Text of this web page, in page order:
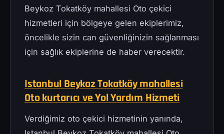
Beykoz Tokatköy mahallesi Oto çekici
hizmetleri için bölgeye gelen ekiplerimiz,
öncelikle sizin can güvenliğinizin sağlanması
için sağlık ekiplerine de haber verecektir.
Istanbul Beykoz Tokatköy mahallesi
Oto kurtarıcı ve Yol Yardım Hizmeti
Verdiğimiz oto çekici hizmetinin yanında,